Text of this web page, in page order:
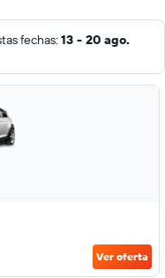
fechas: 13 - 20 ago.
Ver oferta